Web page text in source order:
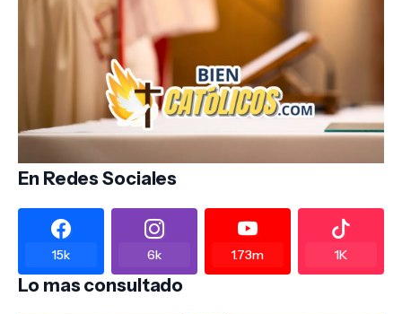
En Redes Sociales
15k 6k 1.73m 1K
Lo mas consultado